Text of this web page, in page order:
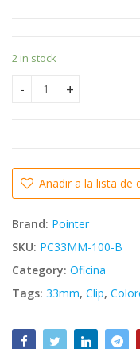
2 in stock
Clips de colores
Añadir a la lista de
Brand: Pointer
SKU: PC33MM-100-B
Category: Oficina
Tags: 33mm, Clip,